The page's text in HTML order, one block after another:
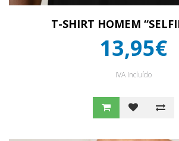
T-SHIRT HOMEM
13,95€
IVA Incluído